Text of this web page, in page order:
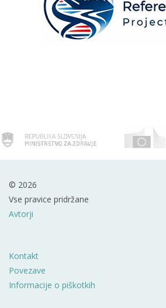
© 2026
Vse pravice pridržane
Avtorji
Kontakt
Povezave
Informacije o piškotkih